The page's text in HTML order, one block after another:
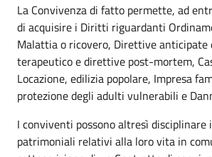
La Convivenza di fatto permette, ad
di acquisire i Diritti riguardanti
Malattia o ricovero, Direttive
terapeutico e direttive post-mortem,
Locazione, edilizia popolare, Impresa
protezione degli adulti vulnerabili e
I conviventi possono altresì disciplinare
patrimoniali relativi alla loro vita in